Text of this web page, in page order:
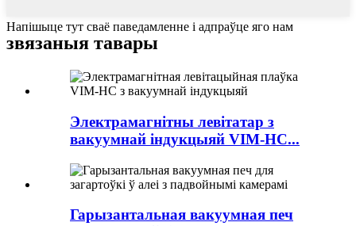
Напішыце тут сваё паведамленне і адпраўце яго нам
звязаныя тавары
Электрамагнітны левітатар з
вакуумнай індукцыяй VIM-HC...
Гарызантальная вакуумная печ